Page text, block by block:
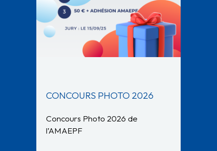
CONCOURS PHOTO 2026
Concours Photo 2026 de
l’AMAEPF